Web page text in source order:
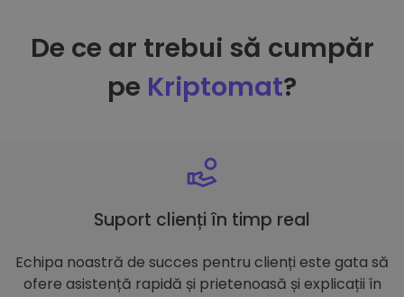
De ce ar trebui să cumpăr
pe Kriptomat?
Suport clienți în timp real
Echipa noastră de succes pentru clienți este gata să
ofere asistență rapidă și prietenoasă și explicații în